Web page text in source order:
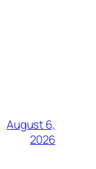
August 6,
2026